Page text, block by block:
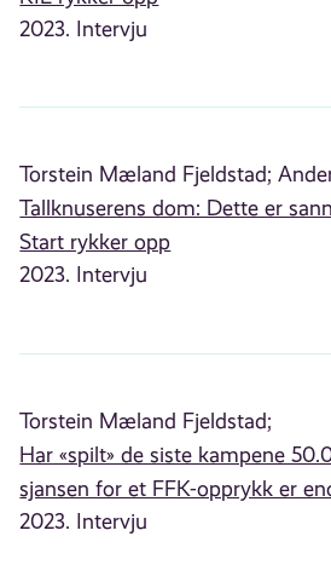
2023. Intervju
Torstein Mæland Fjeldstad;
Tallknuserens dom: Dette er
Start rykker opp
2023. Intervju
Torstein Mæland Fjeldstad;
Har «spilt» de siste kampene
sjansen for et FFK-opprykk er
2023. Intervju